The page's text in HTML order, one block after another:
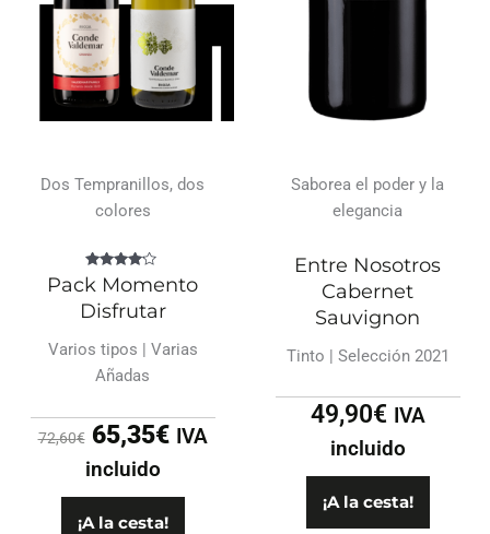
Dos Tempranillos, dos
colores
Valorado
con
4.00
de 5
Pack Momento
Disfrutar
Varios tipos | Varias
Añadas
72,60€ 65,35€ IVA
incluido
¡A la cesta!
Saborea el poder y la
elegancia
Entre Nosotros
Cabernet
Sauvignon
Tinto | Selección 2021
49,90€ IVA
incluido
¡A la cesta!